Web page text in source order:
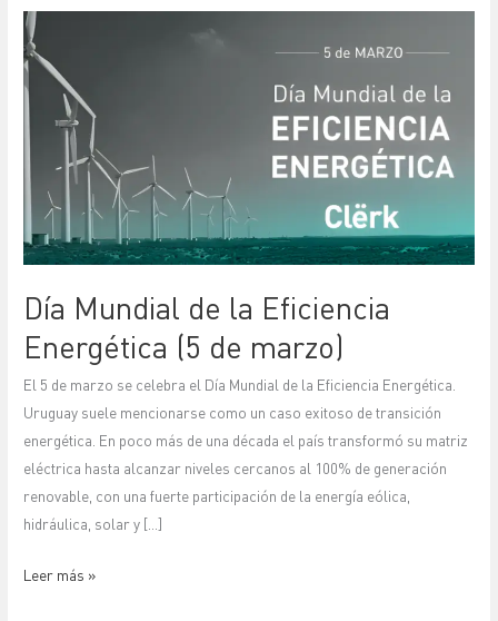
Día Mundial de la Eficiencia
Energética (5 de marzo)
El 5 de marzo se celebra el Día Mundial de la Eficiencia Energética.
Uruguay suele mencionarse como un caso exitoso de transición
energética. En poco más de una década el país transformó su matriz
eléctrica hasta alcanzar niveles cercanos al 100% de generación
renovable, con una fuerte participación de la energía eólica,
hidráulica, solar y […]
Día
Mundial
la
Eficiencia
Energética
marzo)
Leer más »